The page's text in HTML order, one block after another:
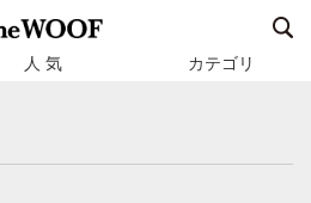
人 気 カテゴリ